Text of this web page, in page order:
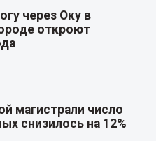
через Оку в
откроют
магистрали число
снизилось на 12%